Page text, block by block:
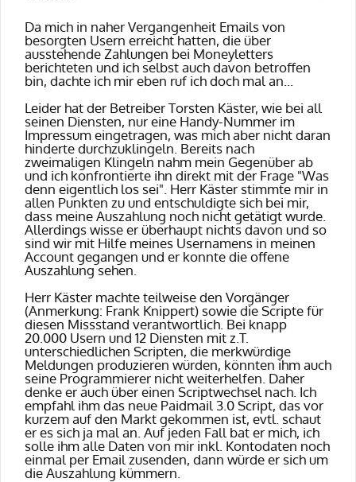
Da mich in naher Vergangenheit Emails von
besorgten Usern erreicht hatten, die über
ausstehende Zahlungen bei Moneyletters
berichteten und ich selbst auch davon betroffen
bin, dachte ich mir eben ruf ich doch mal an...
Leider hat der Betreiber Torsten Käster, wie bei all
seinen Diensten, nur eine Handy-Nummer im
Impressum eingetragen, was mich aber nicht daran
hinderte durchzuklingeln. Bereits nach
zweimaligen Klingeln nahm mein Gegenüber ab
und ich konfrontierte ihn direkt mit der Frage "Was
denn eigentlich los sei". Herr Käster stimmte mir in
allen Punkten zu und entschuldigte sich bei mir,
dass meine Auszahlung noch nicht getätigt wurde.
Allerdings wisse er überhaupt nichts davon und so
sind wir mit Hilfe meines Usernamens in meinen
Account gegangen und er konnte die offene
Auszahlung sehen.
Herr Käster machte teilweise den Vorgänger
(Anmerkung: Frank Knippert) sowie die Scripte für
diesen Missstand verantwortlich. Bei knapp
20.000 Usern und 12 Diensten mit z.T.
unterschiedlichen Scripten, die merkwürdige
Meldungen produzieren würden, könnten ihm auch
seine Programmierer nicht weiterhelfen. Daher
denke er auch über einen Scriptwechsel nach. Ich
empfahl ihm das neue Paidmail 3.0 Script, das vor
kurzem auf den Markt gekommen ist, evtl. schaut
er es sich ja mal an. Auf jeden Fall bat er mich, ich
solle ihm alle Daten von mir inkl. Kontodaten noch
einmal per Email zusenden, dann würde er sich um
die Auszahlung kümmern.